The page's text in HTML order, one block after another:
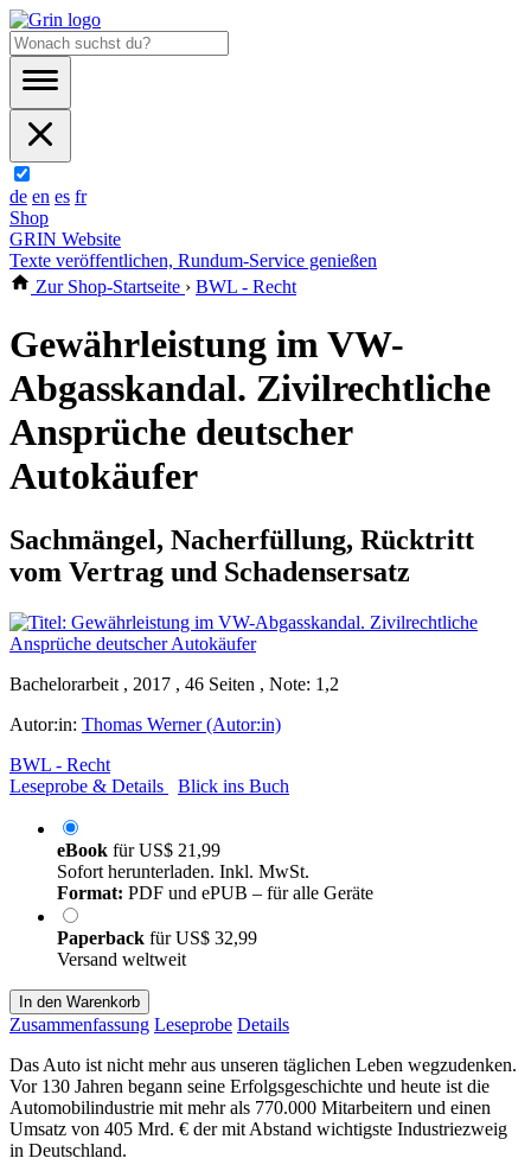
de en es fr
Shop
GRIN Website
Texte veröffentlichen, Rundum-Service genießen
Zur Shop-Startseite › BWL - Recht
Gewährleistung im VW-
Abgasskandal. Zivilrechtliche
Ansprüche deutscher
Autokäufer
Sachmängel, Nacherfüllung, Rücktritt
vom Vertrag und Schadensersatz
Bachelorarbeit , 2017 , 46 Seiten , Note: 1,2
Autor:in: Thomas Werner (Autor:in)
BWL - Recht
Leseprobe & Details
Blick ins Buch
eBook fürUS$ 21,99
Sofort herunterladen. Inkl. MwSt.
Format: PDF und ePUB – für alle Geräte
Paperback fürUS$ 32,99
Versand weltweit
In den Warenkorb
Zusammenfassung Leseprobe Details
Das Auto ist nicht mehr aus unseren täglichen Leben wegzudenken.
Vor 130 Jahren begann seine Erfolgsgeschichte und heute ist die
Automobilindustrie mit mehr als 770.000 Mitarbeitern und einen
Umsatz von 405 Mrd. € der mit Abstand wichtigste Industriezweig
in Deutschland.